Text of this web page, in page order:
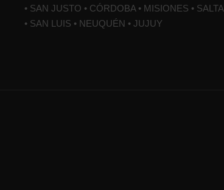
• SAN JUSTO • CÓRDOBA • MISIONES • SALTA
• SAN LUIS • NEUQUÉN • JUJUY